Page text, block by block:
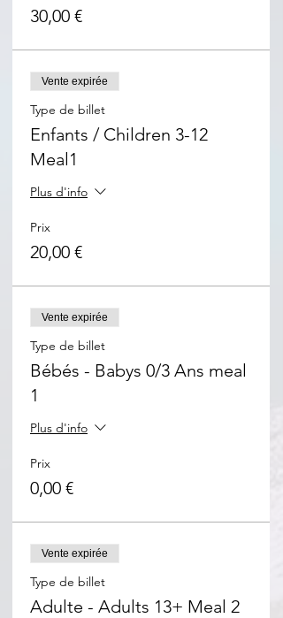
30,00 €
Vente expirée
Type de billet
Enfants / Children 3-12
Meal1
Plus d'info
Prix
20,00 €
Vente expirée
Type de billet
Bébés - Babys 0/3 Ans meal
1
Plus d'info
Prix
0,00 €
Vente expirée
Type de billet
Adulte - Adults 13+ Meal 2